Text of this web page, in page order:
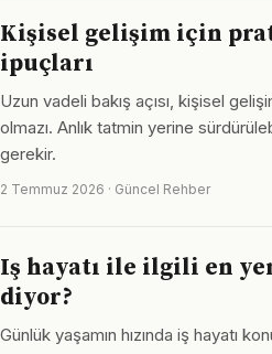
Kişisel gelişim için
ipuçları
Uzun vadeli bakış açısı, kişisel
olmazı. Anlık tatmin yerine
gerekir.
2 Temmuz 2026 · Güncel Rehber
Iş hayatı ile ilgili en
diyor?
Günlük yaşamın hızında iş hayatı